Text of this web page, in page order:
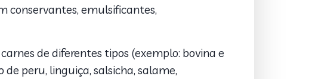
conservantes, emulsificantes,
de diferentes tipos (exemplo: bovina e
peru, linguiça, salsicha, salame,